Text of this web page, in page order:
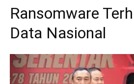
Ransomware
Data Nasional